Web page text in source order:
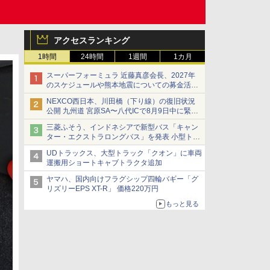
アクセスランキング
1時間 24時間 1週間 1カ月
スーパーフォーミュラ 近藤真彦会長、2027年
のスケジュールや熊本地震についての募金活動
を紹介
NEXCO西日本、川田橋（下り線）の復旧状況
公開 九州道 宮原SA〜八代ICで8月9日中に緊急
車両を通行可能に
三菱ふそう、インドネシアで新型バス「キャン
ター・エクストラロングバス」を発表 小型トラ
ックベースの観光・旅客輸送向けバス
UDトラックス、大型トラック「クオン」に車両
運搬用ショートキャブトラクタ追加
ヤマハ、国内向けフラグシップ四輪バギー「グ
リズリーEPS XT-R」 価格220万円
もっと見る